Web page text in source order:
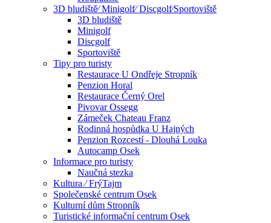
3D bludiště⁄ Minigolf⁄ Discgolf⁄Sportoviště
3D bludiště
Minigolf
Discgolf
Sportoviště
Tipy pro turisty
Restaurace U Ondřeje Stropník
Penzion Horal
Restaurace Černý Orel
Pivovar Ossegg
Zámeček Chateau Franz
Rodinná hospůdka U Hajných
Penzion Rozcestí - Dlouhá Louka
Autocamp Osek
Informace pro turisty
Naučná stezka
Kultura ⁄ FrýTajm
Společenské centrum Osek
Kulturní dům Stropník
Turistické informační centrum Osek